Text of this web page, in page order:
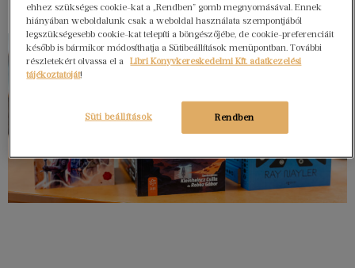
ehhez szükséges cookie-kat a „Rendben” gomb megnyomásával. Ennek
hiányában weboldalunk csak a weboldal használata szempontjából
legszükségesebb cookie-kat telepíti a böngészőjébe, de cookie-preferenciáit
később is bármikor módosíthatja a Sütibeállítások menüpontban. További
részletekért olvassa el a
Libri Könyvkereskedelmi Kft. adatkezelési
tájékoztatóját!
Rendben
Süti beállítások